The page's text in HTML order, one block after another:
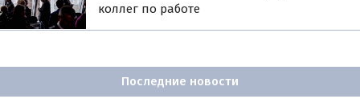
коллег по работе
Последние новости